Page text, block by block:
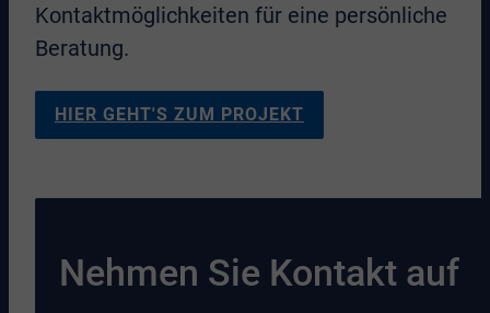
Kontaktmöglichkeiten für eine persönliche
Beratung.
HIER GEHT'S ZUM PROJEKT
Nehmen Sie Kontakt auf